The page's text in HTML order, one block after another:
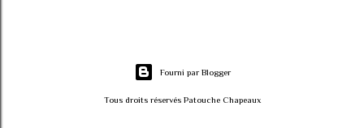
Fourni par Blogger
Tous droits réservés Patouche Chapeaux